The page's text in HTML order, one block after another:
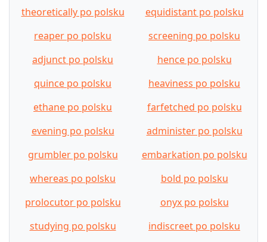
theoretically po polsku
equidistant po polsku
reaper po polsku
screening po polsku
adjunct po polsku
hence po polsku
quince po polsku
heaviness po polsku
ethane po polsku
farfetched po polsku
evening po polsku
administer po polsku
grumbler po polsku
embarkation po polsku
whereas po polsku
bold po polsku
prolocutor po polsku
onyx po polsku
studying po polsku
indiscreet po polsku